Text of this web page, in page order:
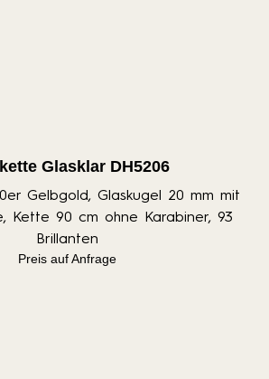
Glasklar DH5206
Gelbgold, Glaskugel 20 mm mit
Kette 90 cm ohne Karabiner, 93
Brillanten
Preis auf Anfrage